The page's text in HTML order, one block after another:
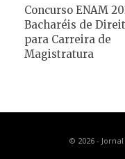
Concurso ENAM
Bacharéis de
para Carreira de
Magistratura
© 2026 -